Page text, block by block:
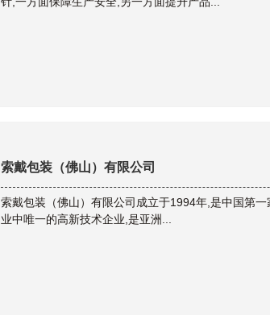
索戴包装（佛山）有限公司
索戴包装（佛山）有限公司成立于1994年,是中国第
业中唯一的高新技术企业,是亚洲...